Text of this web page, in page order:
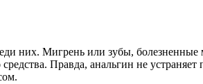
них. Мигрень или зубы, болезненные
Правда, анальгин не устраняет